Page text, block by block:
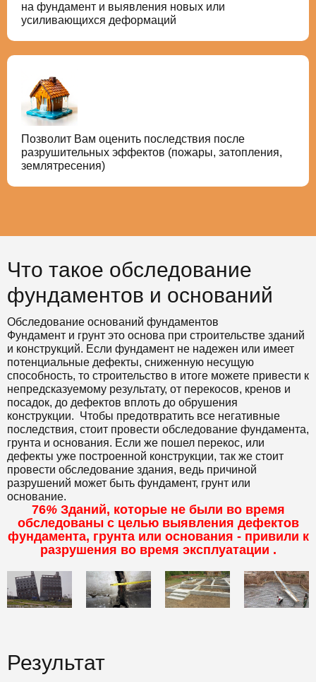
на фундамент и выявления новых или
усиливающихся деформаций
Позволит Вам оценить последствия после
разрушительных эффектов (пожары, затопления,
землятресения)
Что такое обследование
фундаментов и оснований
Обследование оснований фундаментов
Фундамент и грунт это основа при строительстве зданий
и конструкций. Если фундамент не надежен или имеет
потенциальные дефекты, сниженную несущую
способность, то строительство в итоге можете привести к
непредсказуемому результату, от перекосов, кренов и
посадок, до дефектов вплоть до обрушения
конструкции. Чтобы предотвратить все негативные
последствия, стоит провести обследование фундамента,
грунта и основания. Если же пошел перекос, или
дефекты уже построенной конструкции, так же стоит
провести обследование здания, ведь причиной
разрушений может быть фундамент, грунт или
основание.
76%Зданий, которые не были во время
обследованы с целью выявления дефектов
фундамента, грунта или основания - привили к
разрушения во время эксплуатации .
Результат